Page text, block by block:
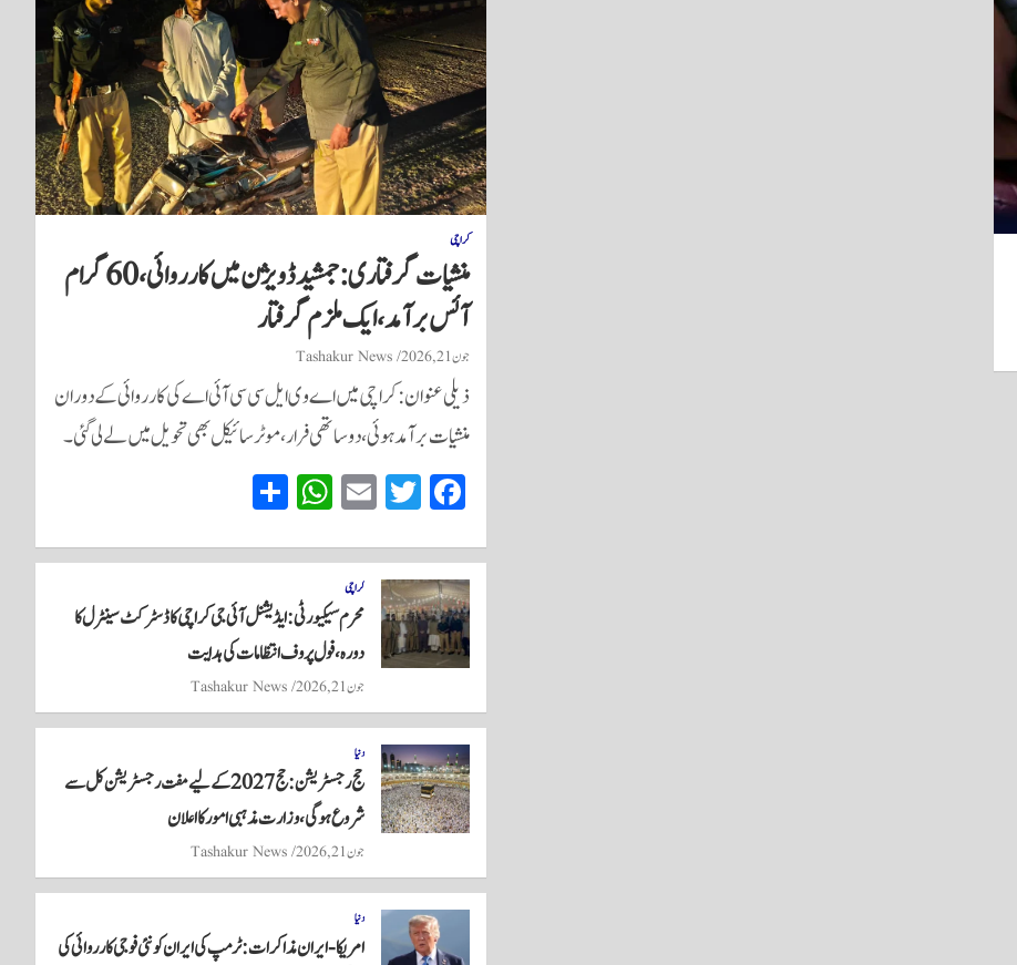
کراچی
منشیات گرفتاری: جمشید ڈویژن میں کارروائی، 60 گرام
آئس برآمد، ایک ملزم گرفتار
جون 21, 2026 Tashakur News
ذیلی عنوان: کراچی میں اے وی ایل سی سی آئی اے کی کارروائی کے دوران
منشیات برآمد ہوئی، دو ساتھی فرار، موٹر سائیکل بھی تحویل میں لے لی گئی۔
Fa
ce
bo
ok
T
wi
tte
r
E
m
ail
W
ha
ts
A
pp
re
کراچی
محرم سیکیورٹی: ایڈیشنل آئی جی کراچی کا ڈسٹرکٹ سینٹرل کا
دورہ، فول پروف انتظامات کی ہدایت
جون 21, 2026 Tashakur News
دنیا
حج رجسٹریشن: حج 2027 کے لیے مفت رجسٹریشن کل سے
شروع ہوگی، وزارت مذہبی امور کا اعلان
جون 21, 2026 Tashakur News
دنیا
امریکا-ایران مذاکرات: ٹرمپ کی ایران کو نئی فوجی کارروائی کی